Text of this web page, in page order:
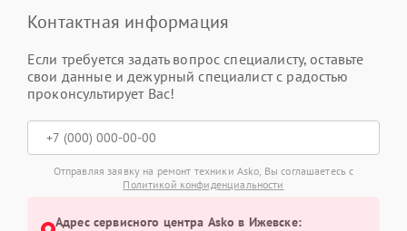
Контактная информация
Если требуется задать вопрос специалисту, оставьте
свои данные и дежурный специалист с радостью
проконсультирует Вас!
Отправляя заявку на ремонт техники Asko, Вы соглашаетесь с
Политикой конфиденциальности
Адрес сервисного центра Asko в Ижевске: